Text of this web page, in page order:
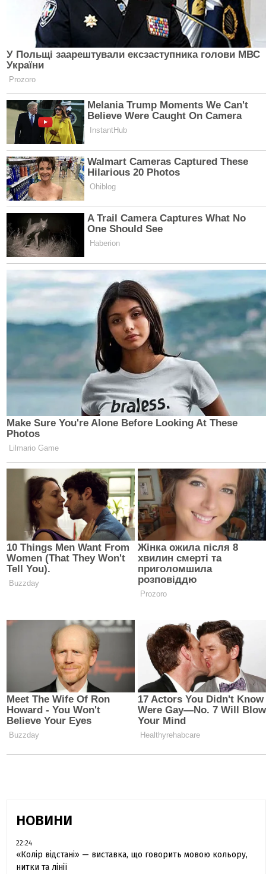
НОВИНИ
22:24
«Колір відстані» — виставка, що говорить мовою кольору,
нитки та лінії